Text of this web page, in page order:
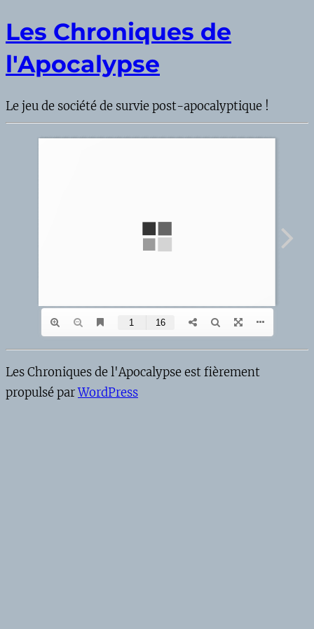
Les Chroniques de
l'Apocalypse
Le jeu de société de survie post-apocalyptique !
Les Chroniques de l'Apocalypse est fièrement
propulsé parWordPress